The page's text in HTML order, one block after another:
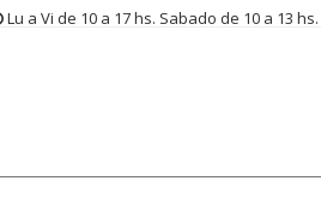
Lu a Vi de 10 a 17 hs. Sabado de 10 a 13 hs.